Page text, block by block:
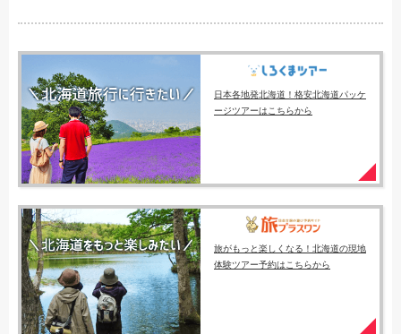
日本各地発北海道！格安北海道パッケ
ージツアーはこちらから
旅がもっと楽しくなる！北海道の現地
体験ツアー予約はこちらから